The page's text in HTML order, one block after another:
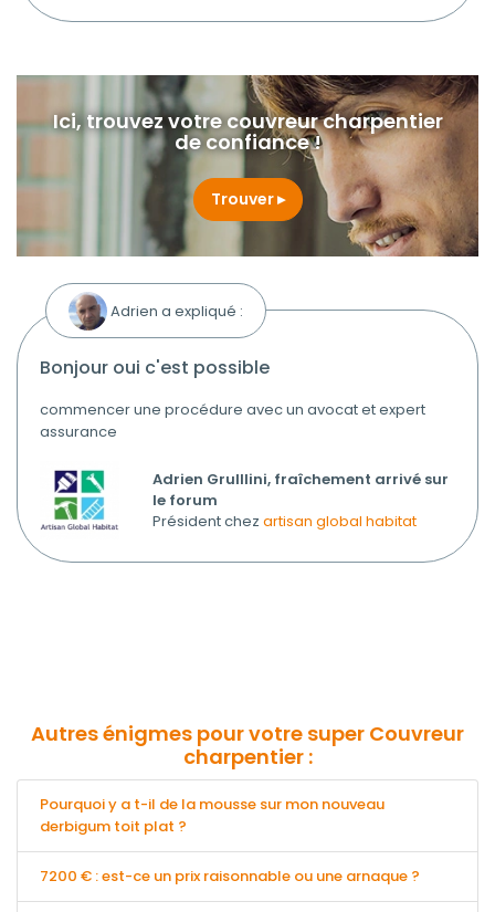
Ici, trouvez votre couvreur charpentier
de confiance !
Trouver
Adrien a expliqué :
bonjour oui c'est possible
commencer une procédure avec un avocat et expert
assurance
Adrien Grulllini, fraîchement arrivé sur
le forum
Président chez artisan global habitat
Autres énigmes pour votre super Couvreur
charpentier :
Pourquoi y a t-il de la mousse sur mon nouveau
derbigum toit plat ?
7200 € : est-ce un prix raisonnable ou une arnaque ?